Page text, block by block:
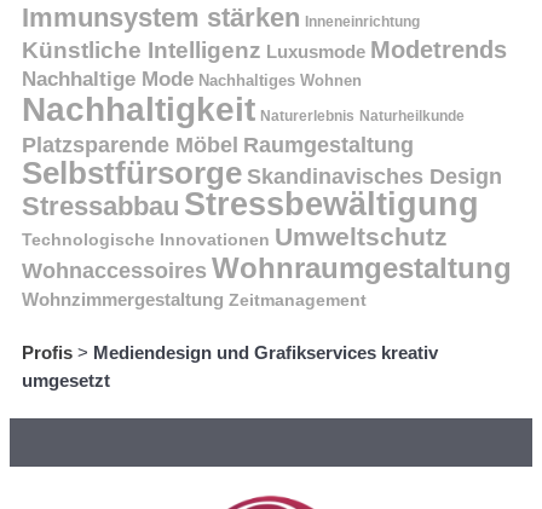
Immunsystem stärken Inneneinrichtung
Künstliche Intelligenz Luxusmode Modetrends
Nachhaltige Mode Nachhaltiges Wohnen
Nachhaltigkeit Naturerlebnis Naturheilkunde
Platzsparende Möbel Raumgestaltung
Selbstfürsorge Skandinavisches Design
Stressabbau Stressbewältigung
Technologische Innovationen Umweltschutz
Wohnaccessoires Wohnraumgestaltung
Wohnzimmergestaltung Zeitmanagement
Profis > Mediendesign und Grafikservices kreativ
umgesetzt